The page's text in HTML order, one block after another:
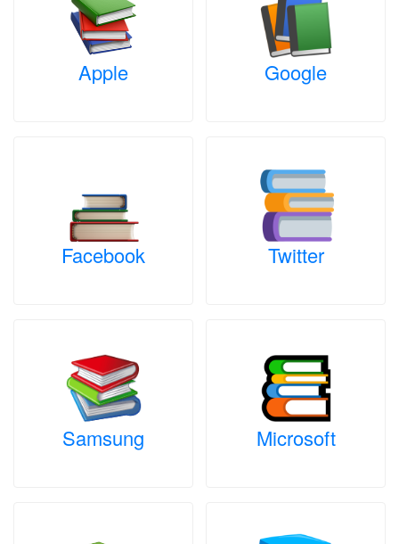
Apple Google
Facebook Twitter
Samsung Microsoft